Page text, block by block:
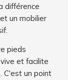
différence
un mobilier
pieds
et facilite
C'est un point